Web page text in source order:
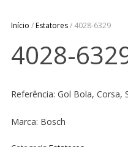
Início /Estatores/ 4028-6329
4028-
Referência: Gol Bola, Corsa,
Marca: Bosch